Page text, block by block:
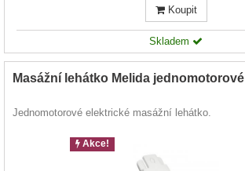
Koupit
Skladem
Masážní lehátko Melida jednomotorové
Jednomotorové elektrické masážní lehátko.
Akce!